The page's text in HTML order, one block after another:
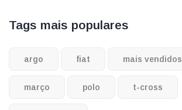
Tags mais populares
argo fiat mais vendidos
março polo t-cross